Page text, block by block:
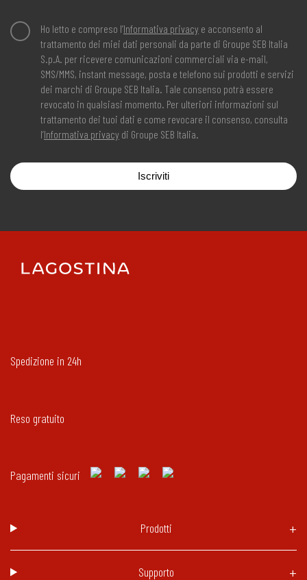
Ho letto e compreso l’Informativa privacy e acconsento al
trattamento dei miei dati personali da parte di Groupe SEB Italia
S.p.A. per ricevere comunicazioni commerciali via e-mail,
SMS/MMS, instant message, posta e telefono sui prodotti e servizi
dei marchi di Groupe SEB Italia. Tale consenso potrà essere
revocato in qualsiasi momento. Per ulteriori informazioni sul
trattamento dei tuoi dati e come revocare il consenso, consulta
l’Informativa privacy di Groupe SEB Italia.
Iscriviti
Spedizione in 24h
Reso gratuito
Pagamenti sicuri
Prodotti
Supporto